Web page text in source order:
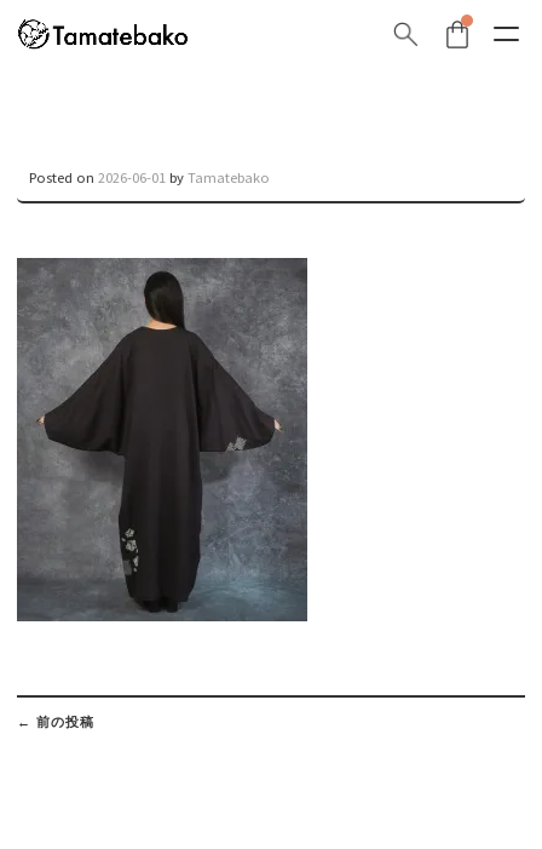
Posted on 2026-06-01 byTamatebako
Post
navigation
← 前の投稿